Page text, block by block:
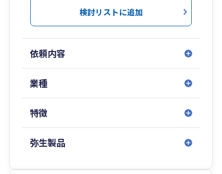
務所にご連絡ください！検討リストに追加
依頼内容
業種
特徴
弥生製品